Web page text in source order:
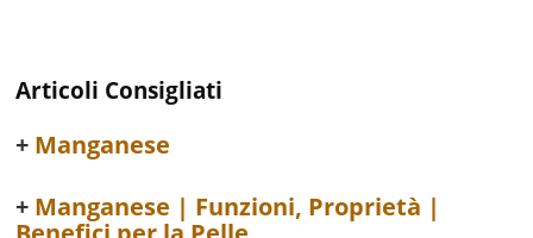
Articoli Consigliati
Manganese
Manganese | Funzioni, Proprietà |